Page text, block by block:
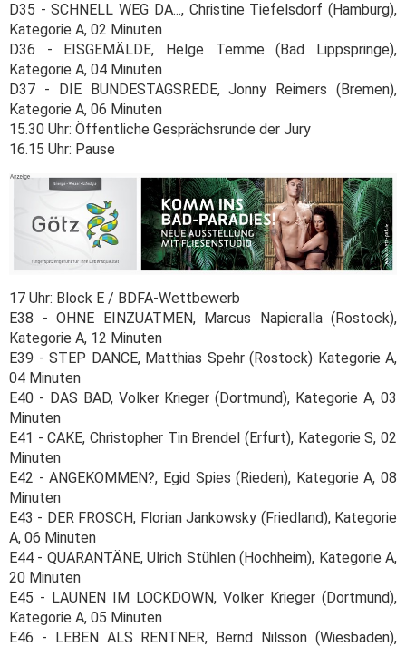
D35 - SCHNELL WEG DA..., Christine Tiefelsdorf (Hamburg),
Kategorie A, 02 Minuten
D36 - EISGEMÄLDE, Helge Temme (Bad Lippspringe),
Kategorie A, 04 Minuten
D37 - DIE BUNDESTAGSREDE, Jonny Reimers (Bremen),
Kategorie A, 06 Minuten
15.30 Uhr: Öffentliche Gesprächsrunde der Jury
16.15 Uhr: Pause
17 Uhr: Block E / BDFA-Wettbewerb
E38 - OHNE EINZUATMEN, Marcus Napieralla (Rostock),
Kategorie A, 12 Minuten
E39 - STEP DANCE, Matthias Spehr (Rostock) Kategorie A,
04 Minuten
E40 - DAS BAD, Volker Krieger (Dortmund), Kategorie A, 03
Minuten
E41 - CAKE, Christopher Tin Brendel (Erfurt), Kategorie S, 02
Minuten
E42 - ANGEKOMMEN?, Egid Spies (Rieden), Kategorie A, 08
Minuten
E43 - DER FROSCH, Florian Jankowsky (Friedland), Kategorie
A, 06 Minuten
E44 - QUARANTÄNE, Ulrich Stühlen (Hochheim), Kategorie A,
20 Minuten
E45 - LAUNEN IM LOCKDOWN, Volker Krieger (Dortmund),
Kategorie A, 05 Minuten
E46 - LEBEN ALS RENTNER, Bernd Nilsson (Wiesbaden),